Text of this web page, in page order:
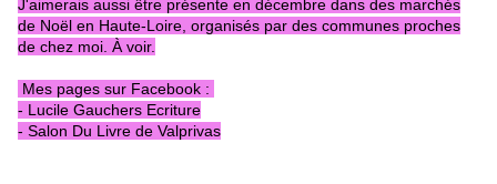
J'aimerais aussi être présente en décembre dans des marchés
de Noël en Haute-Loire, organisés par des communes proches
de chez moi. À voir.
Mes pages sur Facebook :
- Lucile Gauchers Ecriture
- Salon Du Livre de Valprivas